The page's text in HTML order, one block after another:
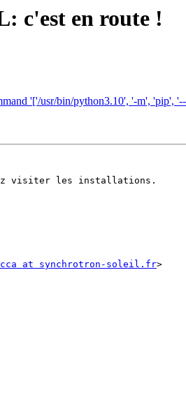
c'est en route !
'['/usr/bin/python3.10', '-m', 'pip',
visiter les installations.
at synchrotron-soleil.fr>